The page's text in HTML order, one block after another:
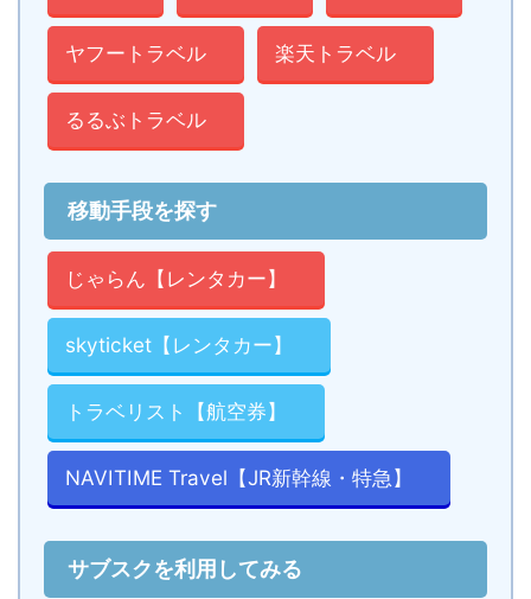
ヤフートラベル 楽天トラベル
るるぶトラベル
移動手段を探す
じゃらん【レンタカー】
skyticket【レンタカー】
トラベリスト【航空券】
NAVITIME Travel【JR新幹線・特急】
サブスクを利用してみる